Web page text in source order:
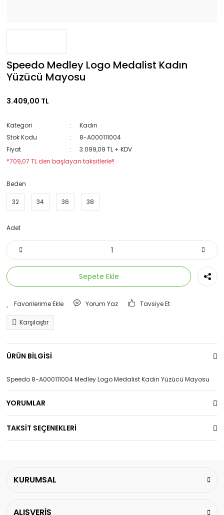
Speedo Medley Logo Medalist Kadın
Yüzücü Mayosu
3.409,00 TL
Kategori
Kadın
Stok Kodu
8-A000111004
Fiyat
3.099,09 TL + KDV
*709,07 TL den başlayan taksitlerle!!
Beden
32 34 36 38
Adet
Sepete Ekle
Yorum Yaz Tavsiye Et
Karşılaştır
ÜRÜN BİLGİSİ
Speedo 8-A000111004 Medley Logo Medalist Kadın Yüzücü Mayosu
YORUMLAR
TAKSİT SEÇENEKLERİ
KURUMSAL
ALIŞVERİŞ